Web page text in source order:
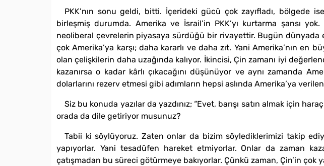
PKK’nın sonu geldi, bitti. İçerideki gücü çok zayıfladı, bölgede
birleşmiş durumda. Amerika ve İsrail’in PKK’yı kurtarma şansı
neoliberal çevrelerin piyasaya sürdüğü bir rivayettir. Bugün dünyada
çok Amerika’ya karşı; daha kararlı ve daha zıt. Yani Amerika’nın en
olan çelişkilerin daha uzağında kalıyor. İkincisi, Çin zamanı iyi
kazanırsa o kadar kârlı çıkacağını düşünüyor ve aynı zamanda
dolarlarını rezerv etmesi gibi adımların hepsi aslında Amerika’ya
Siz bu konuda yazılar da yazdınız; “Evet, barışı satın almak için
orada da dile getiriyor musunuz?
Tabii ki söylüyoruz. Zaten onlar da bizim söylediklerimizi takip
yapıyorlar. Yani tesadüfen hareket etmiyorlar. Onlar da zaman
çatışmadan bu süreci götürmeye bakıyorlar. Çünkü zaman, Çin’in çok